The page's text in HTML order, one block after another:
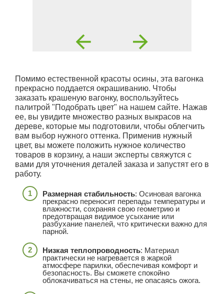
Помимо естественной красоты осины, эта вагонка
прекрасно поддается окрашиванию. Чтобы
заказать крашеную вагонку, воспользуйтесь
палитрой "Подобрать цвет" на нашем сайте. Нажав
ее, вы увидите множество разных выкрасов на
дереве, которые мы подготовили, чтобы облегчить
вам выбор нужного оттенка. Применив нужный
цвет, вы можете положить нужное количество
товаров в корзину, а наши эксперты свяжутся с
вами для уточнения деталей заказа и запустят его в
работу.
Размерная стабильность: Осиновая вагонка
прекрасно переносит перепады температуры и
влажности, сохраняя свою геометрию и
предотвращая видимое усыхание или
разбухание панелей, что критически важно для
парной.
Низкая теплопроводность: Материал
практически не нагревается в жаркой
атмосфере парилки, обеспечивая комфорт и
безопасность. Вы сможете спокойно
облокачиваться на стены, не опасаясь ожога.